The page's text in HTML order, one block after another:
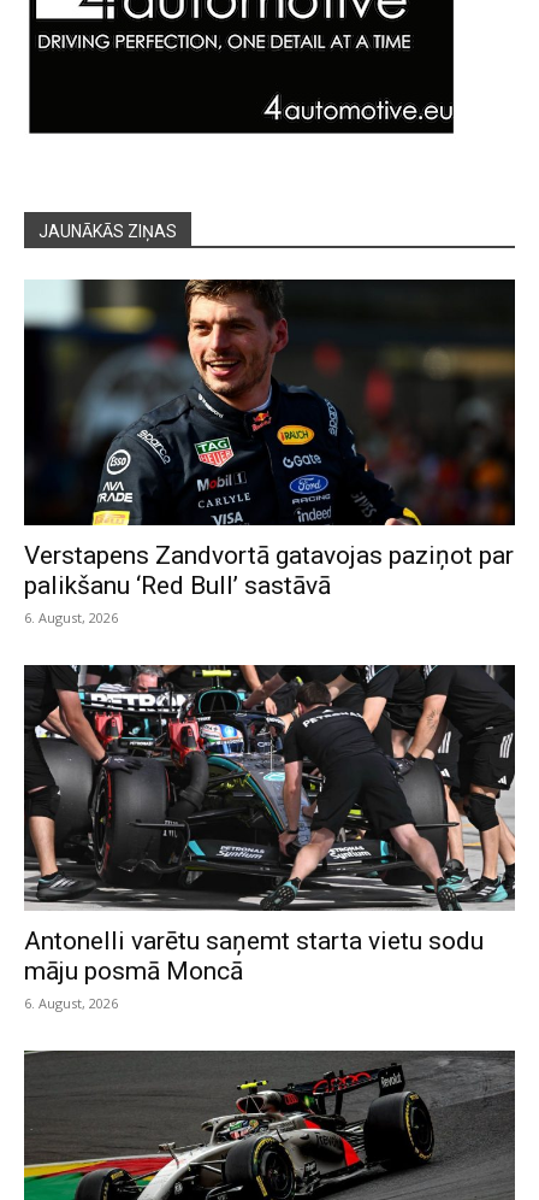
JAUNĀKĀS ZIŅAS
Verstapens Zandvortā gatavojas paziņot par
palikšanu ‘Red Bull’ sastāvā
6. August, 2026
Antonelli varētu saņemt starta vietu sodu
māju posmā Moncā
6. August, 2026